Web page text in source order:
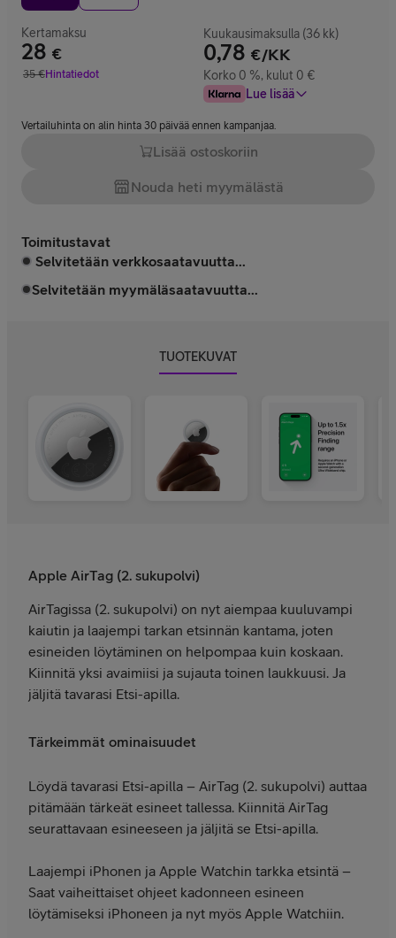
Kertamaksu
28 €
Hinta 28 €
35€
Vertailuhinta 35 €
Hintatiedot
Kuukausimaksulla (36 kk)
0,78 €/KK
Korko 0 %, kulut 0 €
Lue lisää
Vertailuhinta on alin hinta 30 päivää ennen kampanjaa.
Lisää ostoskoriin
Nouda heti myymälästä
Toimitustavat
Selvitetään verkkosaatavuutta...
Selvitetään myymäläsaatavuutta...
TUOTEKUVAT
Apple AirTag (2. sukupolvi)
AirTagissa (2. sukupolvi) on nyt aiempaa kuuluvampi
kaiutin ja laajempi tarkan etsinnän kantama, joten
esineiden löytäminen on helpompaa kuin koskaan.
Kiinnitä yksi avaimiisi ja sujauta toinen laukkuusi. Ja
jäljitä tavarasi Etsi-apilla.
Tärkeimmät ominaisuudet
Löydä tavarasi Etsi-apilla – AirTag (2. sukupolvi) auttaa
pitämään tärkeät esineet tallessa. Kiinnitä AirTag
seurattavaan esineeseen ja jäljitä se Etsi-apilla.
Laajempi iPhonen ja Apple Watchin tarkka etsintä –
Saat vaiheittaiset ohjeet kadonneen esineen
löytämiseksi iPhoneen ja nyt myös Apple Watchiin.